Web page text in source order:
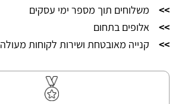
>>
משלוחים תוך מספר ימי עסקים
>>
אלופים בתחום
>>
קנייה מאובטחת ושירות לקוחות מעולה